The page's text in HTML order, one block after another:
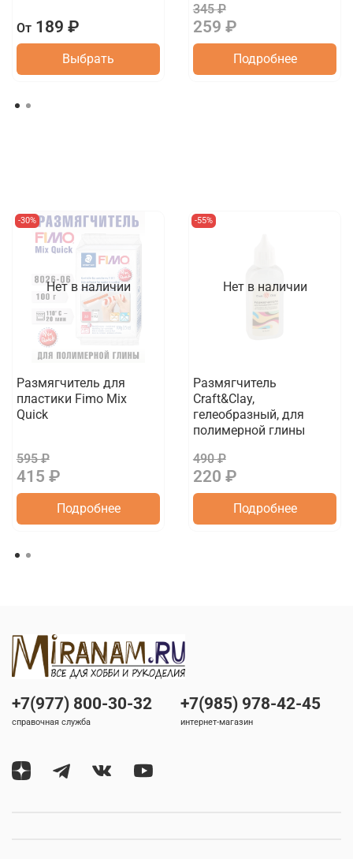
От189 ₽
Выбрать
345 ₽
259 ₽
Подробнее
Нет в наличии
-30%
Размягчитель для
пластики Fimo Mix
Quick
595 ₽
415 ₽
Подробнее
Нет в наличии
-55%
Размягчитель
Craft&Clay,
гелеобразный, для
полимерной глины
490 ₽
220 ₽
Подробнее
+7(977) 800-30-32
справочная служба
+7(985) 978-42-45
интернет-магазин